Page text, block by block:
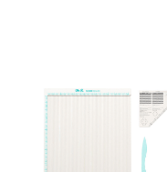
R
cantidad